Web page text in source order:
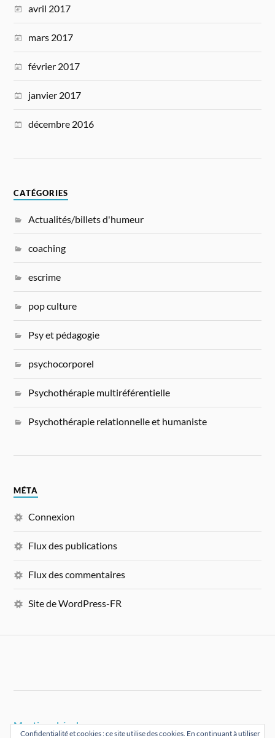
avril 2017
mars 2017
février 2017
janvier 2017
décembre 2016
CATÉGORIES
Actualités/billets d'humeur
coaching
escrime
pop culture
Psy et pédagogie
psychocorporel
Psychothérapie multiréférentielle
Psychothérapie relationnelle et humaniste
MÉTA
Connexion
Flux des publications
Flux des commentaires
Site de WordPress-FR
Mentions Légales
Confidentialité et cookies : ce site utilise des cookies. En continuant à utiliser